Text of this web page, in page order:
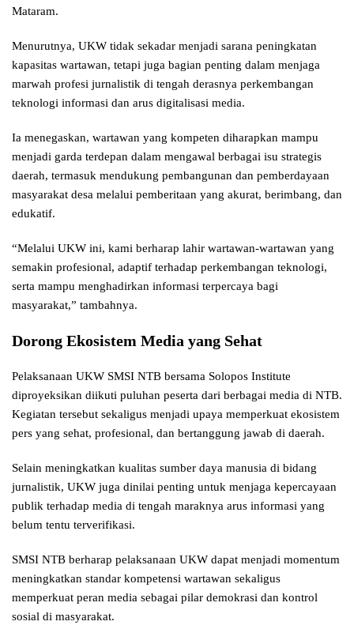
Mataram.
Menurutnya, UKW tidak sekadar menjadi sarana peningkatan
kapasitas wartawan, tetapi juga bagian penting dalam menjaga
marwah profesi jurnalistik di tengah derasnya perkembangan
teknologi informasi dan arus digitalisasi media.
Ia menegaskan, wartawan yang kompeten diharapkan mampu
menjadi garda terdepan dalam mengawal berbagai isu strategis
daerah, termasuk mendukung pembangunan dan pemberdayaan
masyarakat desa melalui pemberitaan yang akurat, berimbang, dan
edukatif.
“Melalui UKW ini, kami berharap lahir wartawan-wartawan yang
semakin profesional, adaptif terhadap perkembangan teknologi,
serta mampu menghadirkan informasi terpercaya bagi
masyarakat,” tambahnya.
Dorong Ekosistem Media yang Sehat
Pelaksanaan UKW SMSI NTB bersama Solopos Institute
diproyeksikan diikuti puluhan peserta dari berbagai media di NTB.
Kegiatan tersebut sekaligus menjadi upaya memperkuat ekosistem
pers yang sehat, profesional, dan bertanggung jawab di daerah.
Selain meningkatkan kualitas sumber daya manusia di bidang
jurnalistik, UKW juga dinilai penting untuk menjaga kepercayaan
publik terhadap media di tengah maraknya arus informasi yang
belum tentu terverifikasi.
SMSI NTB berharap pelaksanaan UKW dapat menjadi momentum
meningkatkan standar kompetensi wartawan sekaligus
memperkuat peran media sebagai pilar demokrasi dan kontrol
sosial di masyarakat.